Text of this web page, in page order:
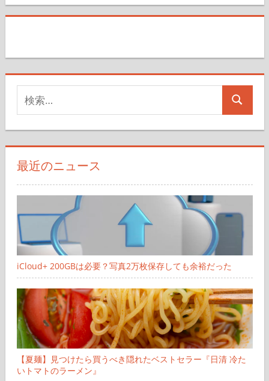
対
象:
検
最近のニュース
iCloud+ 200GBは必要？写真2万枚保存しても余裕だった
【夏麺】見つけたら買うべき隠れたベストセラー『日清 冷た
いトマトのラーメン』